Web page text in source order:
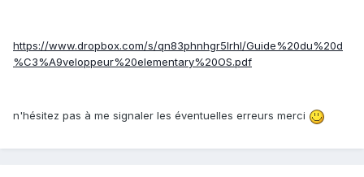
https://www.dropbox.com/s/qn83phnhgr5lrhl/Guide%20du%20d
%C3%A9veloppeur%20elementary%20OS.pdf
n'hésitez pas à me signaler les éventuelles erreurs merci